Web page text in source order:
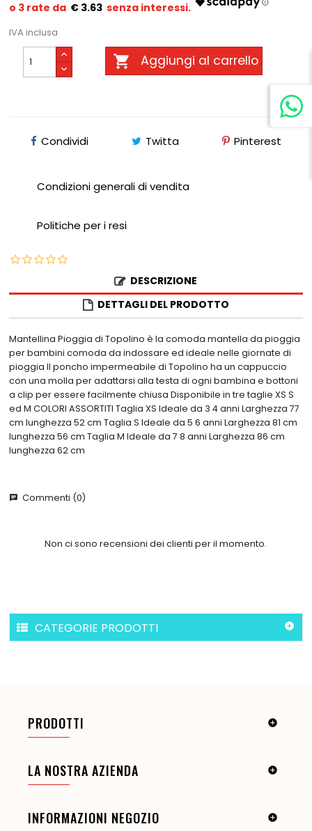
€ 3.63
IVA inclusa
 Aggiungi al carrello
Condividi Twitta Pinterest
Condizioni generali di vendita
Politiche per i resi
DESCRIZIONE
DETTAGLI DEL PRODOTTO
Mantellina Pioggia di Topolino è la comoda mantella da pioggia
per bambini comoda da indossare ed ideale nelle giornate di
pioggia Il poncho impermeabile di Topolino ha un cappuccio
con una molla per adattarsi alla testa di ogni bambina e bottoni
a clip per essere facilmente chiusa Disponibile in tre taglie XS S
ed M COLORI ASSORTITI Taglia XS Ideale da 3 4 anni Larghezza 77
cm lunghezza 52 cm Taglia S Ideale da 5 6 anni Larghezza 81 cm
lunghezza 56 cm Taglia M Ideale da 7 8 anni Larghezza 86 cm
lunghezza 62 cm
chat Commenti (0)
Non ci sono recensioni dei clienti per il momento.
CATEGORIE PRODOTTI 
PRODOTTI 
LA NOSTRA AZIENDA 
INFORMAZIONI NEGOZIO 